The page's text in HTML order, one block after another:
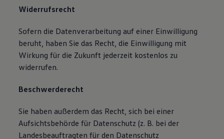
Widerrufsrecht
Sofern die Datenverarbeitung auf einer Einwilligung
beruht, haben Sie das Recht, die Einwilligung mit
Wirkung für die Zukunft jederzeit kostenlos zu
widerrufen.
Beschwerderecht
Sie haben außerdem das Recht, sich bei einer
Aufsichtsbehörde für Datenschutz (z. B. bei der
Landesbeauftragten für den Datenschutz